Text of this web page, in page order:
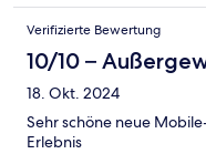
Verifizierte Bewertung
10/10 –
18. Okt. 2024
Sehr schöne neue
Erlebnis